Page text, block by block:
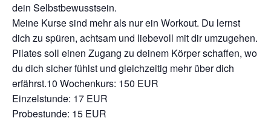
dein Selbstbewusstsein.
Meine Kurse sind mehr als nur ein Workout. Du lernst
dich zu spüren, achtsam und liebevoll mit dir umzugehen.
Pilates soll einen Zugang zu deinem Körper schaffen, wo
du dich sicher fühlst und gleichzeitig mehr über dich
erfährst.10 Wochenkurs: 150 EUR
Einzelstunde: 17 EUR
Probestunde: 15 EUR